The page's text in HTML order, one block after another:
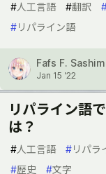
#人工言語 #翻訳
#リパライン語
Fafs F.
Jan 15 '22
リパライン語
は？
#人工言語 #リパラ
#歴史 #文字